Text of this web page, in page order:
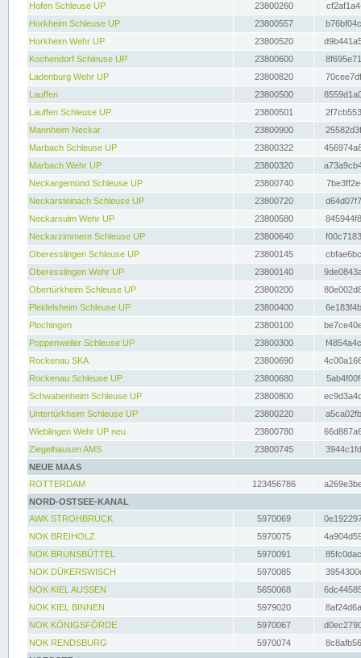
Hofen Schleuse UP
23800260
Horkheim Schleuse UP
23800557
Horkheim Wehr UP
23800520
Kochendorf Schleuse UP
23800600
Ladenburg Wehr UP
23800820
Lauffen
23800500
Lauffen Schleuse UP
23800501
Mannheim Neckar
23800900
Marbach Schleuse UP
23800322
Marbach Wehr UP
23800320
Neckargemünd Schleuse UP
23800740
Neckarsteinach Schleuse UP
23800720
Neckarsulm Wehr UP
23800580
Neckarzimmern Schleuse UP
23800640
Oberesslingen Schleuse UP
23800145
Oberesslingen Wehr UP
23800140
Obertürkheim Schleuse UP
23800200
Pleidelsheim Schleuse UP
23800400
Plochingen
23800100
Poppenweiler Schleuse UP
23800300
Rockenau SKA
23800690
Rockenau Schleuse UP
23800680
Schwabenheim Schleuse UP
23800800
Untertürkheim Schleuse UP
23800220
Wieblingen Wehr UP neu
23800780
Ziegelhausen AMS
23800745
NEUE MAAS
ROTTERDAM
123456786
NORD-OSTSEE-KANAL
AWK STROHBRÜCK
5970069
NOK BREIHOLZ
5970075
NOK BRUNSBÜTTEL
5970091
NOK DÜKERSWISCH
5970085
NOK KIEL AUSSEN
5650068
NOK KIEL BINNEN
5979020
NOK KÖNIGSFÖRDE
5970067
NOK RENDSBURG
5970074